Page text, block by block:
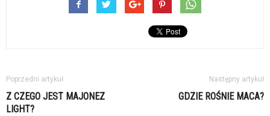
Poprzedni artykuł
Z CZEGO JEST MAJONEZ
LIGHT?
Następny artykuł
GDZIE ROŚNIE MACA?